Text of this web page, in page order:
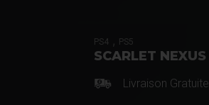
PS4 , PS5
SCARLET NEXUS
Livraison Gratuite